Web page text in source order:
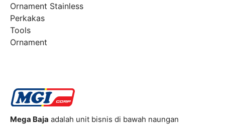
Ornament Stainless
Perkakas
Tools
Ornament
Mega Baja adalah unit bisnis di bawah naungan